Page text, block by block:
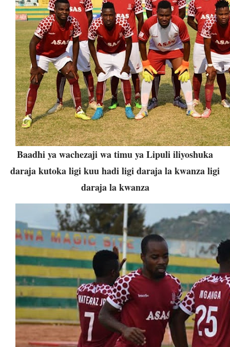
Baadhi ya wachezaji wa timu ya Lipuli iliyoshuka
daraja kutoka ligi kuu hadi ligi daraja la kwanza ligi
daraja la kwanza